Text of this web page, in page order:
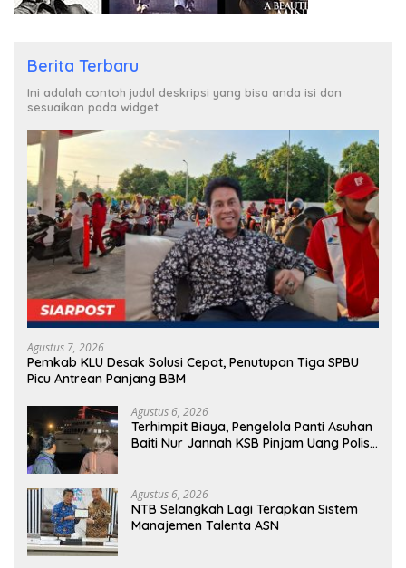
Berita Terbaru
Ini adalah contoh judul deskripsi yang bisa anda isi dan
sesuaikan pada widget
Agustus 7, 2026
Pemkab KLU Desak Solusi Cepat, Penutupan Tiga SPBU
Picu Antrean Panjang BBM
Agustus 6, 2026
Terhimpit Biaya, Pengelola Panti Asuhan
Baiti Nur Jannah KSB Pinjam Uang Polisi
Agustus 6, 2026
NTB Selangkah Lagi Terapkan Sistem
Manajemen Talenta ASN